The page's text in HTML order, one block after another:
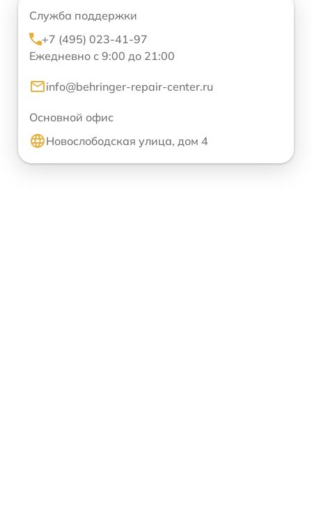
Служба поддержки
+7 (495) 023-41-97
Ежедневно с 9:00 до 21:00
info@behringer-repair-center.ru
Основной офис
Новослободская улица, дом 4